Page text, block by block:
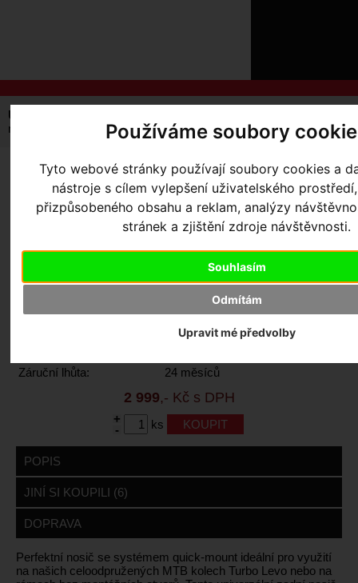
Používáme soubory
Tyto webové stránky používají soubory cookies a
nástroje s cílem vylepšení uživatelského
přizpůsobeného obsahu a reklam, analýzy
stránek a zjištění zdroje návštěvnosti.
Souhlasím
Odmítám
Upravit mé předvolby
O
SLUŽBY
✖
ZTRATILI
Úvodní strana
nosič TOPEAK Tetrarack M2L na celodpružená kola
NOSIČ TOPEAK
TETRARACK M2L NA
CELODPRUŽENÁ KOLA
Ano, v Olomouci
Záruční lhůta: 24 měsíců
2 999,- Kč s DPH
+
-
ks
POPIS
JINÍ SI KOUPILI (6)
DOPRAVA
Perfektní nosič se systémem quick-mount ideální pro využití
na našich celoodpružených MTB kolech Turbo Levo nebo na